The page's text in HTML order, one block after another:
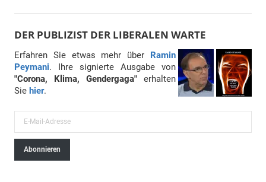
DER PUBLIZIST DER LIBERALEN WARTE
Erfahren Sie etwas mehr über Ramin
Peymani. Ihre signierte Ausgabe von
"Corona, Klima, Gendergaga" erhalten
Sie hier.
-
Abonnieren